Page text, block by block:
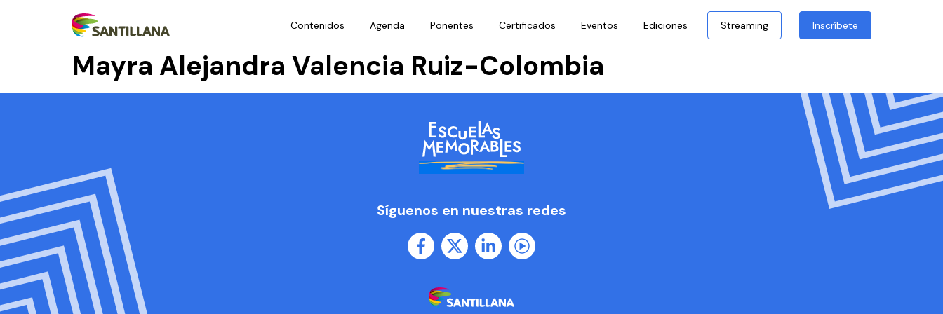
Contenidos Agenda Ponentes Certificados Eventos Ediciones Streaming Inscríbete
Mayra Alejandra Valencia Ruiz-Colombia
Síguenos en nuestras redes